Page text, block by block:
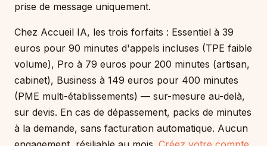
prise de message uniquement.
Chez Accueil IA, les trois forfaits : Essentiel à 39
euros pour 90 minutes d'appels incluses (TPE faible
volume), Pro à 79 euros pour 200 minutes (artisan,
cabinet), Business à 149 euros pour 400 minutes
(PME multi-établissements) — sur-mesure au-delà,
sur devis. En cas de dépassement, packs de minutes
à la demande, sans facturation automatique. Aucun